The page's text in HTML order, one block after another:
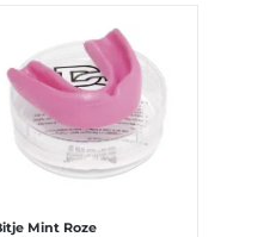
Mint Roze